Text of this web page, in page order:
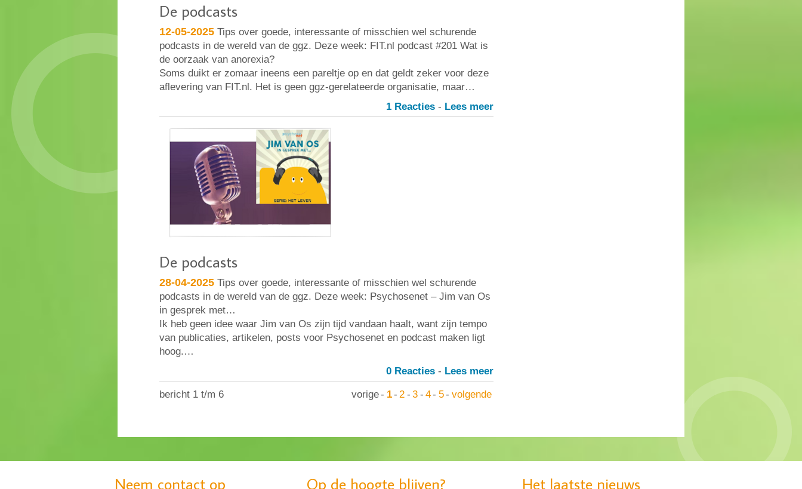
De podcasts
12-05-2025 Tips over goede, interessante of misschien wel schurende
podcasts in de wereld van de ggz. Deze week: FIT.nl podcast #201 Wat is
de oorzaak van anorexia?
Soms duikt er zomaar ineens een pareltje op en dat geldt zeker voor deze
aflevering van FIT.nl. Het is geen ggz-gerelateerde organisatie, maar…
1 Reacties - Lees meer
De podcasts
28-04-2025 Tips over goede, interessante of misschien wel schurende
podcasts in de wereld van de ggz. Deze week: Psychosenet – Jim van Os
in gesprek met…
Ik heb geen idee waar Jim van Os zijn tijd vandaan haalt, want zijn tempo
van publicaties, artikelen, posts voor Psychosenet en podcast maken ligt
hoog.…
0 Reacties - Lees meer
bericht 1 t/m 6 vorige- 1- 2 - 3 - 4- 5- volgende
Neem contact op Op de hoogte blijven? Het laatste nieuws
MIND: gebrek aan